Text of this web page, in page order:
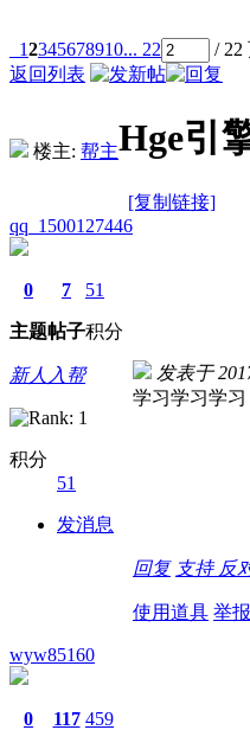
12345678910... 22 / 22
返回列表
楼主: 帮主Hge引
[复制链接]
qq_1500127446
0
主题
7
帖子
51
积分
新人入帮
积分
51
发消息
发表于
学习学习学习
回复 支持 反
使用道具 举报
wyw85160
0 117 459